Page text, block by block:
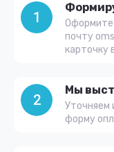
1
Оформите
почту
карточку
2
Мы
Уточняем
форму